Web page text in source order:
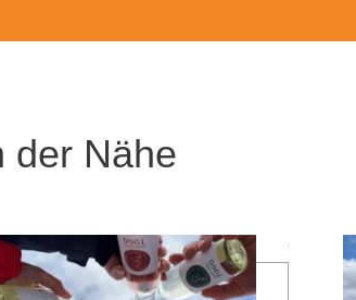
der Nähe
Meer informatie